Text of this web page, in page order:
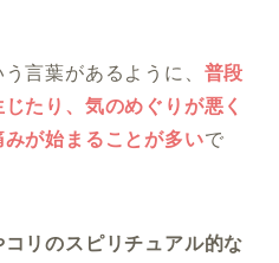
う言葉があるように、 普段
たり、気のめぐりが悪く
が始まることが多いで
コリのスピリチュアル的な